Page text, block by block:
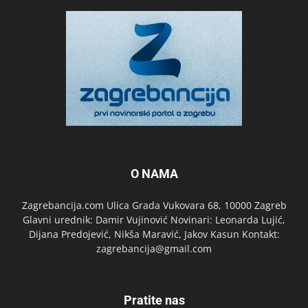
O NAMA
Zagrebancija.com Ulica Grada Vukovara 68, 10000 Zagreb
Glavni urednik: Damir Vujinović Novinari: Leonarda Lujić,
Dijana Predojević, Nikša Maravić, Jakov Kasun Kontakt:
zagrebancija@gmail.com
Pratite nas